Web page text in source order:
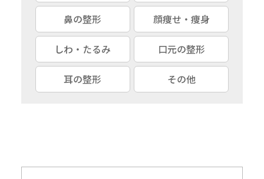
鼻の整形 顔痩せ・痩身
しわ・たるみ 口元の整形
耳の整形 その他